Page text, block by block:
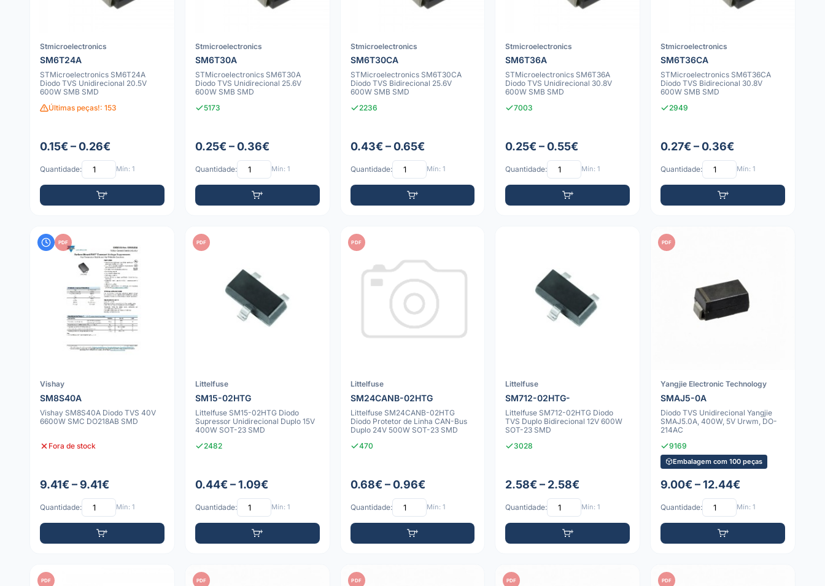
Stmicroelectronics
SM6T24A
STMicroelectronics SM6T24A
Diodo TVS Unidirecional 20.5V
600W SMB SMD
Últimas peças!: 153
0.15€ – 0.26€
Quantidade: Mín: 1
Stmicroelectronics
SM6T30A
STMicroelectronics SM6T30A
Diodo TVS Unidirecional 25.6V
600W SMB SMD
5173
0.25€ – 0.36€
Quantidade: Mín: 1
Stmicroelectronics
SM6T30CA
STMicroelectronics SM6T30CA
Diodo TVS Bidirecional 25.6V
600W SMB SMD
2236
0.43€ – 0.65€
Quantidade: Mín: 1
Stmicroelectronics
SM6T36A
STMicroelectronics SM6T36A
Diodo TVS Unidirecional 30.8V
600W SMB SMD
7003
0.25€ – 0.55€
Quantidade: Mín: 1
Stmicroelectronics
SM6T36CA
STMicroelectronics SM6T36CA
Diodo TVS Bidirecional 30.8V
600W SMB SMD
2949
0.27€ – 0.36€
Quantidade: Mín: 1
PDF
Vishay
SM8S40A
Vishay SM8S40A Diodo TVS 40V
6600W SMC DO218AB SMD
Fora de stock
9.41€ – 9.41€
Quantidade: Mín: 1
PDF
Littelfuse
SM15-02HTG
Littelfuse SM15-02HTG Diodo
Supressor Unidirecional Duplo 15V
400W SOT-23 SMD
2482
0.44€ – 1.09€
Quantidade: Mín: 1
PDF
Littelfuse
SM24CANB-02HTG
Littelfuse SM24CANB-02HTG
Diodo Protetor de Linha CAN-Bus
Duplo 24V 500W SOT-23 SMD
470
0.68€ – 0.96€
Quantidade: Mín: 1
Littelfuse
SM712-02HTG-
Littelfuse SM712-02HTG Diodo
TVS Duplo Bidirecional 12V 600W
SOT-23 SMD
3028
2.58€ – 2.58€
Quantidade: Mín: 1
PDF
Yangjie Electronic Technology
SMAJ5-0A
Diodo TVS Unidirecional Yangjie
SMAJ5.0A, 400W, 5V Urwm, DO-
214AC
9169
Embalagem com 100 peças
9.00€ – 12.44€
Quantidade: Mín: 1
PDF PDF PDF PDF PDF